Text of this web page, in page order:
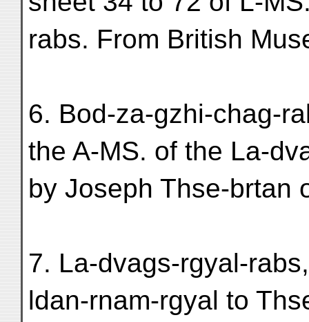
rabs. From British
6. Bod-za-gzhi-chag-
the A-MS. of the La-
by Joseph Thse-brtan
7. La-dvags-rgyal-
ldan-rnam-rgyal to